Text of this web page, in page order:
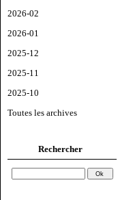
2026-02
2026-01
2025-12
2025-11
2025-10
Toutes les archives
Rechercher